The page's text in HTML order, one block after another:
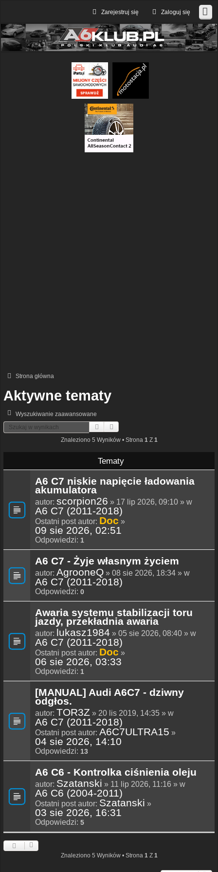
Zaloguj się
Zarejestruj się
Strona główna
Aktywne tematy
Wyszukiwanie zaawansowane
Szukaj
Znaleziono 5 Wyników • Strona 1 Z 1
Tematy
A6 C7 niskie napięcie ładowania
akumulatora
autor: scorpion26 » 17 lip 2026, 09:10 » w
A6 C7 (2011-2018)
Ostatni post autor: Doc »
09 sie 2026, 02:51
Odpowiedzi: 1
A6 C7 - Żyje własnym życiem
autor: AgrooneQ » 08 sie 2026, 18:34 » w
A6 C7 (2011-2018)
Odpowiedzi: 0
Awaria systemu stabilizacji toru
jazdy, przekładnia awaria
autor: lukasz1984 » 05 sie 2026, 08:40 » w
A6 C7 (2011-2018)
Ostatni post autor: Doc »
06 sie 2026, 03:33
Odpowiedzi: 1
[MANUAL] Audi A6C7 - dziwny
odgłos.
autor: TOR3Z » 20 lis 2019, 14:35 » w
A6 C7 (2011-2018)
Ostatni post autor: A6C7ULTRA15 »
04 sie 2026, 14:10
Odpowiedzi: 13
A6 C6 - Kontrolka ciśnienia oleju
autor: Szatanski » 11 lip 2026, 11:16 » w
A6 C6 (2004-2011)
Ostatni post autor: Szatanski »
03 sie 2026, 16:31
Odpowiedzi: 5
Znaleziono 5 Wyników • Strona 1 Z 1